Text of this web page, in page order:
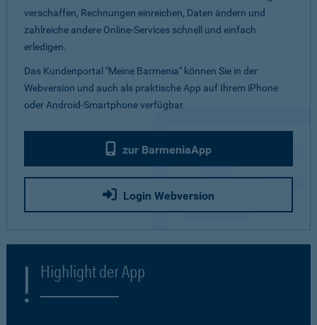
verschaffen, Rechnungen einreichen, Daten ändern und
zahlreiche andere Online-Services schnell und einfach
erledigen.
Das Kundenportal "Meine Barmenia" können Sie in der
Webversion und auch als praktische App auf Ihrem iPhone
oder Android-Smartphone verfügbar.
zur BarmeniaApp
Login Webversion
Highlight der App